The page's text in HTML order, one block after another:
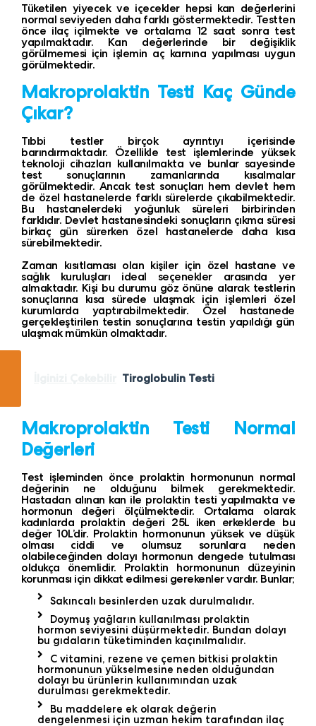
Tüketilen yiyecek ve içecekler hepsi kan değerlerini
normal seviyeden daha farklı göstermektedir. Testten
önce ilaç içilmekte ve ortalama 12 saat sonra test
yapılmaktadır. Kan değerlerinde bir değişiklik
görülmemesi için işlemin aç karnına yapılması uygun
görülmektedir.
Makroprolaktin Testi Kaç Günde
Çıkar?
Tıbbi testler birçok ayrıntıyı içerisinde
barındırmaktadır. Özellikle test işlemlerinde yüksek
teknoloji cihazları kullanılmakta ve bunlar sayesinde
test sonuçlarının zamanlarında kısalmalar
görülmektedir. Ancak test sonuçları hem devlet hem
de özel hastanelerde farklı sürelerde çıkabilmektedir.
Bu hastanelerdeki yoğunluk süreleri birbirinden
farklıdır. Devlet hastanesindeki sonuçların çıkma süresi
birkaç gün sürerken özel hastanelerde daha kısa
sürebilmektedir.
Zaman kısıtlaması olan kişiler için özel hastane ve
sağlık kuruluşları ideal seçenekler arasında yer
almaktadır. Kişi bu durumu göz önüne alarak testlerin
sonuçlarına kısa sürede ulaşmak için işlemleri özel
kurumlarda yaptırabilmektedir. Özel hastanede
gerçekleştirilen testin sonuçlarına testin yapıldığı gün
ulaşmak mümkün olmaktadır.
Tiroglobulin Testi
Makroprolaktin Testi Normal
Değerleri
Test işleminden önce prolaktin hormonunun normal
değerinin ne olduğunu bilmek gerekmektedir.
Hastadan alınan kan ile prolaktin testi yapılmakta ve
hormonun değeri ölçülmektedir. Ortalama olarak
kadınlarda prolaktin değeri 25L iken erkeklerde bu
değer 10L’dir. Prolaktin hormonunun yüksek ve düşük
olması ciddi ve olumsuz sorunlara neden
olabileceğinden dolayı hormonun dengede tutulması
oldukça önemlidir. Prolaktin hormonunun düzeyinin
korunması için dikkat edilmesi gerekenler vardır. Bunlar;
Sakıncalı besinlerden uzak durulmalıdır.
Doymuş yağların kullanılması prolaktin
hormon seviyesini düşürmektedir. Bundan dolayı
bu gıdaların tüketiminden kaçınılmalıdır.
C vitamini, rezene ve çemen bitkisi prolaktin
hormonunun yükselmesine neden olduğundan
dolayı bu ürünlerin kullanımından uzak
durulması gerekmektedir.
Bu maddelere ek olarak değerin
dengelenmesi için uzman hekim tarafından ilaç